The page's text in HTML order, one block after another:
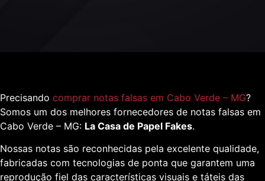
Precisando comprar notas falsas em Cabo Verde – MG?
Somos um dos melhores fornecedores de notas falsas em
Cabo Verde – MG: La Casa de Papel Fakes.
Nossas notas são reconhecidas pela excelente qualidade,
fabricadas com tecnologias de ponta que garantem uma
reprodução fiel das características visuais e táteis das